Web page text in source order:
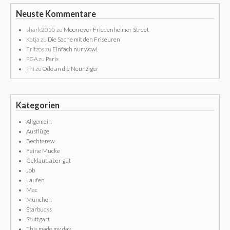
Neuste Kommentare
shark2015 zu Moon over Friedenheimer Street
Katja zu Die Sache mit den Friseuren
Fritzoszu Einfach nur wow!
PGAzu Paris
Phi zu Ode an die Neunziger
Kategorien
Allgemein
Ausflüge
Bechterew
Feine Mucke
Geklaut, aber gut
Job
Laufen
Mac
München
Starbucks
Stuttgart